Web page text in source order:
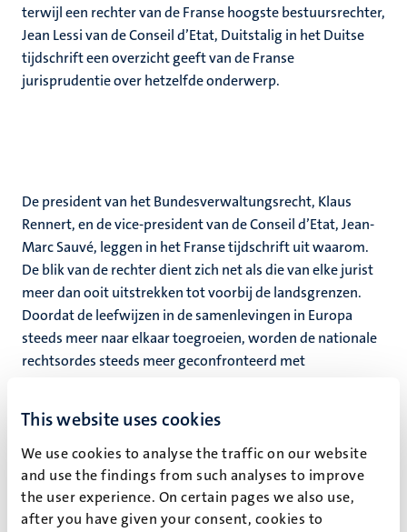
This website uses cookies
We use cookies to analyse the traffic on our website
and use the findings from such analyses to improve
the user experience. On certain pages we also use,
after you have given your consent, cookies to
terwijl een rechter van de Franse hoogste bestuursrechter,
Jean Lessi van de Conseil d’Etat, Duitstalig in het Duitse
tijdschrift een overzicht geeft van de Franse
jurisprudentie over hetzelfde onderwerp.
De president van het Bundesverwaltungsrecht, Klaus
Rennert, en de vice-president van de Conseil d’Etat, Jean-
Marc Sauvé, leggen in het Franse tijdschrift uit waarom.
De blik van de rechter dient zich net als die van elke jurist
meer dan ooit uitstrekken tot voorbij de landsgrenzen.
Doordat de leefwijzen in de samenlevingen in Europa
steeds meer naar elkaar toegroeien, worden de nationale
rechtsordes steeds meer geconfronteerd met
Europese Unie en nemen zij deel aan het Europese
systeem van de bescherming van de mensenrechten.
Het is dan ook volgens deze twee vertegenwoordigers een
grote uitdaging om een grondige kennis te hebben van de